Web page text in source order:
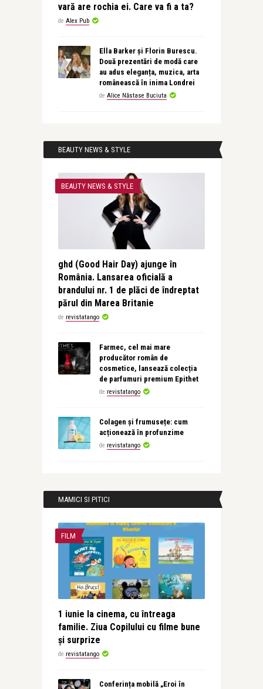
vară are rochia ei. Care va fi a ta?
de Alex Pub
Ella Barker și Florin Burescu.
Două prezentări de modă care
au adus eleganța, muzica, arta
românească în inima Londrei
de Alice Năstase Buciuta
BEAUTY NEWS & STYLE
BEAUTY NEWS & STYLE
ghd (Good Hair Day) ajunge în
România. Lansarea oficială a
brandului nr. 1 de plăci de îndreptat
părul din Marea Britanie
de revistatango
Farmec, cel mai mare
producător român de
cosmetice, lansează colecția
de parfumuri premium Epithet
de revistatango
Colagen și frumusețe: cum
acționează în profunzime
de revistatango
MAMICI SI PITICI
FILM
1 iunie la cinema, cu întreaga
familie. Ziua Copilului cu filme bune
și surprize
de revistatango
Conferința mobilă „Eroi în